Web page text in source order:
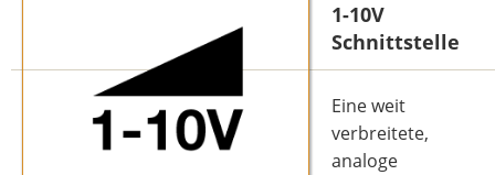
1-10V
Schnittstelle
Eine weit
verbreitete,
analoge